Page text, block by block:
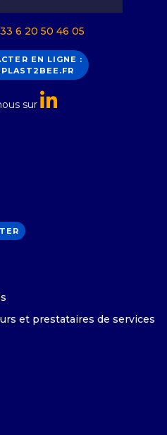
6 20 50 46 05
EN LIGNE :
sur
et prestataires de services